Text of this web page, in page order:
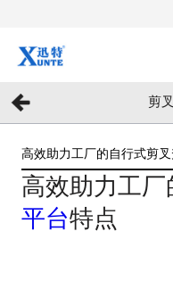
剪
高效助力工厂的自行式剪
高效助力工厂
平台特点